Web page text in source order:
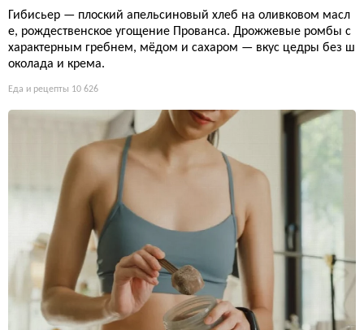
Гибисьер — плоский апельсиновый хлеб на оливковом масл
е, рождественское угощение Прованса. Дрожжевые ромбы с
характерным гребнем, мёдом и сахаром — вкус цедры без ш
околада и крема.
Еда и рецепты 10 626